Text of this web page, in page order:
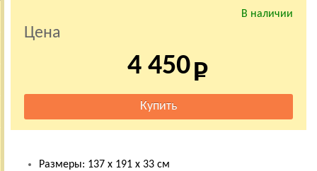
В наличии
Цена
4 450
Размеры: 137 х 191 х 33 см